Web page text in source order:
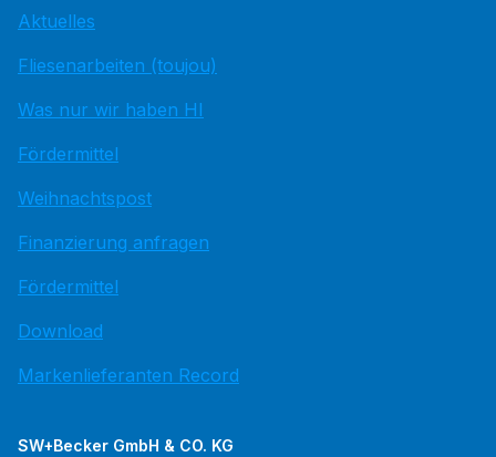
Aktuelles
Fliesenarbeiten (toujou)
Was nur wir haben HI
Fördermittel
Weihnachtspost
Finanzierung anfragen
Fördermittel
Download
Markenlieferanten Record
SW+Becker GmbH & CO. KG